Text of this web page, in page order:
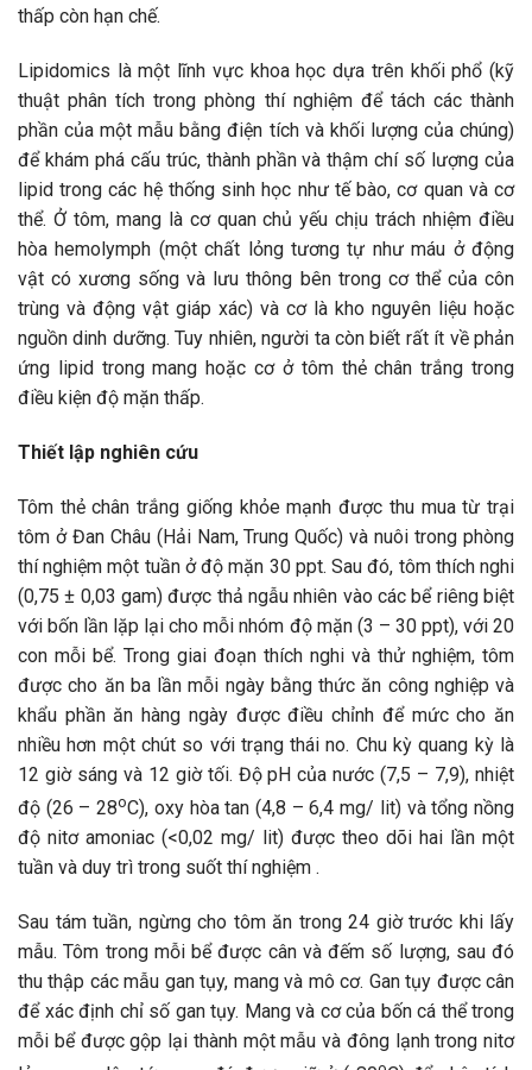
thấp còn hạn chế.
Lipidomics là một lĩnh vực khoa học dựa trên khối phổ (kỹ
thuật phân tích trong phòng thí nghiệm để tách các thành
phần của một mẫu bằng điện tích và khối lượng của chúng)
để khám phá cấu trúc, thành phần và thậm chí số lượng của
lipid trong các hệ thống sinh học như tế bào, cơ quan và cơ
thể. Ở tôm, mang là cơ quan chủ yếu chịu trách nhiệm điều
hòa hemolymph (một chất lỏng tương tự như máu ở động
vật có xương sống và lưu thông bên trong cơ thể của côn
trùng và động vật giáp xác) và cơ là kho nguyên liệu hoặc
nguồn dinh dưỡng. Tuy nhiên, người ta còn biết rất ít về phản
ứng lipid trong mang hoặc cơ ở tôm thẻ chân trắng trong
điều kiện độ mặn thấp.
Thiết lập nghiên cứu
Tôm thẻ chân trắng giống khỏe mạnh được thu mua từ trại
tôm ở Đan Châu (Hải Nam, Trung Quốc) và nuôi trong phòng
thí nghiệm một tuần ở độ mặn 30 ppt. Sau đó, tôm thích nghi
(0,75 ± 0,03 gam) được thả ngẫu nhiên vào các bể riêng biệt
với bốn lần lặp lại cho mỗi nhóm độ mặn (3 – 30 ppt), với 20
con mỗi bể. Trong giai đoạn thích nghi và thử nghiệm, tôm
được cho ăn ba lần mỗi ngày bằng thức ăn công nghiệp và
khẩu phần ăn hàng ngày được điều chỉnh để mức cho ăn
nhiều hơn một chút so với trạng thái no. Chu kỳ quang kỳ là
12 giờ sáng và 12 giờ tối. Độ pH của nước (7,5 – 7,9), nhiệt
độ (26 – 28oC), oxy hòa tan (4,8 – 6,4 mg/ lit) và tổng nồng
độ nitơ amoniac (<0,02 mg/ lit) được theo dõi hai lần một
tuần và duy trì trong suốt thí nghiệm .
Sau tám tuần, ngừng cho tôm ăn trong 24 giờ trước khi lấy
mẫu. Tôm trong mỗi bể được cân và đếm số lượng, sau đó
thu thập các mẫu gan tụy, mang và mô cơ. Gan tụy được cân
để xác định chỉ số gan tụy. Mang và cơ của bốn cá thể trong
mỗi bể được gộp lại thành một mẫu và đông lạnh trong nitơ